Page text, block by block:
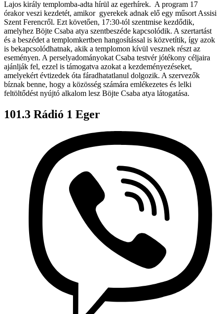
Lajos király templomba-adta hírül az egerhírek. A program 17
órakor veszi kezdetét, amikor gyerekek adnak elő egy műsort Assisi
Szent Ferencről. Ezt követően, 17:30-tól szentmise kezdődik,
amelyhez Böjte Csaba atya szentbeszéde kapcsolódik. A szertartást
és a beszédet a templomkertben hangosítással is közvetítik, így azok
is bekapcsolódhatnak, akik a templomon kívül vesznek részt az
eseményen. A perselyadományokat Csaba testvér jótékony céljaira
ajánlják fel, ezzel is támogatva azokat a kezdeményezéseket,
amelyekért évtizedek óta fáradhatatlanul dolgozik. A szervezők
bíznak benne, hogy a közösség számára emlékezetes és lelki
feltöltődést nyújtó alkalom lesz Böjte Csaba atya látogatása.
101.3 Rádió 1 Eger